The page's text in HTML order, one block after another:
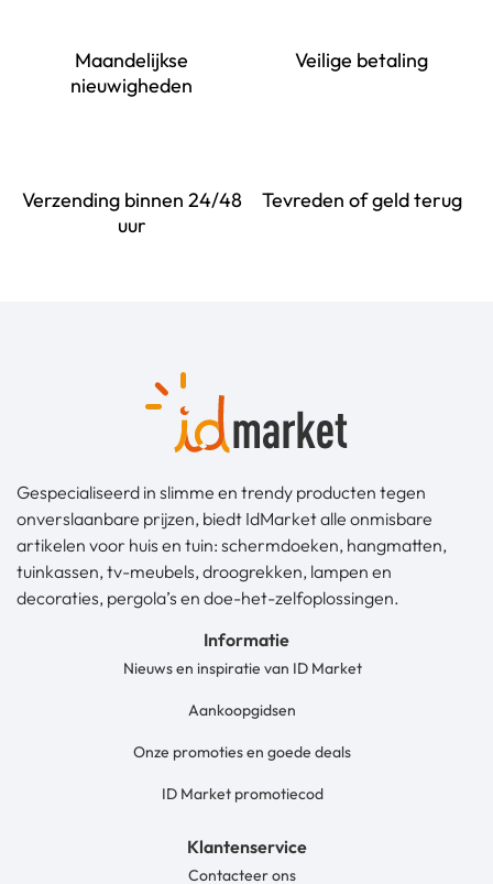
Maandelijkse
nieuwigheden
Veilige betaling
Verzending binnen 24/48
uur
Tevreden of geld terug
Gespecialiseerd in slimme en trendy producten tegen
onverslaanbare prijzen, biedt IdMarket alle onmisbare
artikelen voor huis en tuin: schermdoeken, hangmatten,
tuinkassen, tv-meubels, droogrekken, lampen en
decoraties, pergola’s en doe-het-zelfoplossingen.
Informatie
Nieuws en inspiratie van ID Market
Aankoopgidsen
Onze promoties en goede deals
ID Market promotiecod
Klantenservice
Contacteer ons